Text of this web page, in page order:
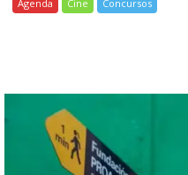
Agenda Cine Concursos